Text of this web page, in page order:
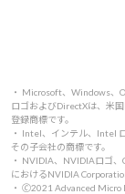
・ Microsoft、Windows、
ロゴおよびDirectXは、米
登録商標です。
・ Intel、インテル、Intel
その子会社の商標です。
・ NVIDIA、NVIDIAロゴ
におけるNVIDIA
・ 🄫2021 Advanced Micro